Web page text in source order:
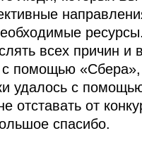
всех причин и
помощью
удалось с
отставать от
спасибо.